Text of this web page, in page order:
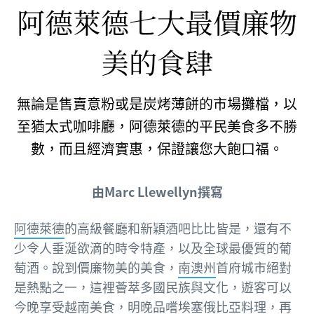
阿德萊德七大最價廉物
美的食肆
無論是售賣意粉或是炭烤薄餅的市場攤檔，以
至猶太式咖啡廳，阿德萊德的平民美食多不勝
數，而且經濟實惠，保證讓您大飽口福。
由Marc Llewellyn撰寫
阿德萊德的高級餐廳和新穎酒吧比比皆是，還有不
少令人垂涎欲滴的時令特產，以及全球最優質的葡
萄酒。說到價廉物美的美食， 南澳州首府城市絕對
是熱點之一，這裡薈萃多國民族與文化，遊客可以
今晚享受越南美食，明晚品嚐埃塞俄比亞料理，再